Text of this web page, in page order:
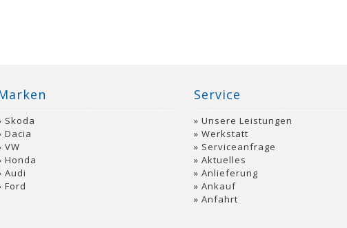
Skoda
Dacia
VW
Honda
Audi
Ford
Service
Unsere Leistungen
Werkstatt
Serviceanfrage
Aktuelles
Anlieferung
Ankauf
Anfahrt